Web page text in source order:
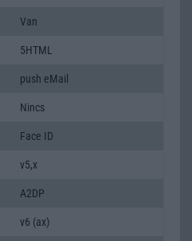
Van
5HTML
push eMail
Nincs
Face ID
v5,x
A2DP
v6 (ax)